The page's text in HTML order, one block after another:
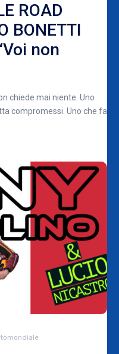
ROAD
BONETTI
non
chiede mai niente. Uno
compromessi. Uno che fa